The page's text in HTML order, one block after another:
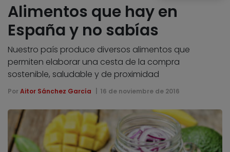
Alimentos que hay en
España y no sabías
Nuestro país produce diversos alimentos que
permiten elaborar una cesta de la compra
sostenible, saludable y de proximidad
Por Aitor Sánchez García 16 de noviembre de 2016